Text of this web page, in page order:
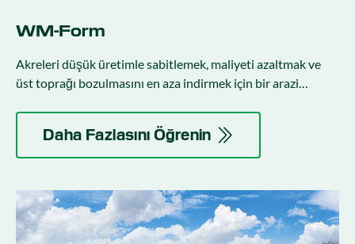
WM-Form
Akreleri düşük üretimle sabitlemek, maliyeti azaltmak ve
üst toprağı bozulmasını en aza indirmek için bir arazi
Daha Fazlasını Öğrenin